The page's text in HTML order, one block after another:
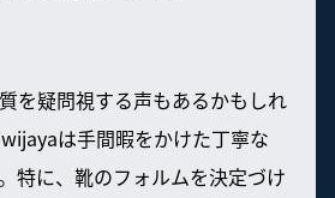
を疑問視する声もあるかもしれ
は手間暇をかけた丁寧な
特に、靴のフォルムを決定づけ